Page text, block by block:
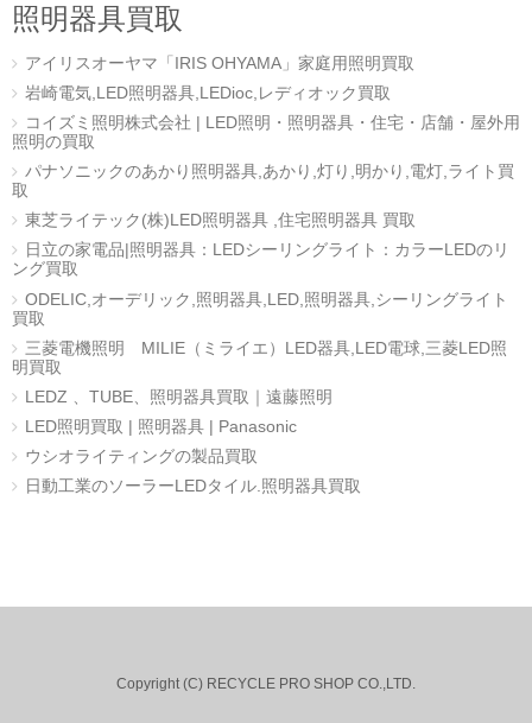
照明器具買取
アイリスオーヤマ「IRIS OHYAMA」家庭用照明買取
岩崎電気,LED照明器具,LEDioc,レディオック買取
コイズミ照明株式会社 | LED照明・照明器具・住宅・店舗・屋外用
照明の買取
パナソニックのあかり照明器具,あかり,灯り,明かり,電灯,ライト買
取
東芝ライテック(株)LED照明器具 ,住宅照明器具 買取
日立の家電品|照明器具：LEDシーリングライト：カラーLEDのリ
ング買取
ODELIC,オーデリック,照明器具,LED,照明器具,シーリングライト
買取
三菱電機照明 MILIE（ミライエ）LED器具,LED電球,三菱LED照
明買取
LEDZ 、TUBE、照明器具買取｜遠藤照明
LED照明買取 | 照明器具 | Panasonic
ウシオライティングの製品買取
日動工業のソーラーLEDタイル.照明器具買取
Copyright (C) RECYCLE PRO SHOP CO.,LTD.